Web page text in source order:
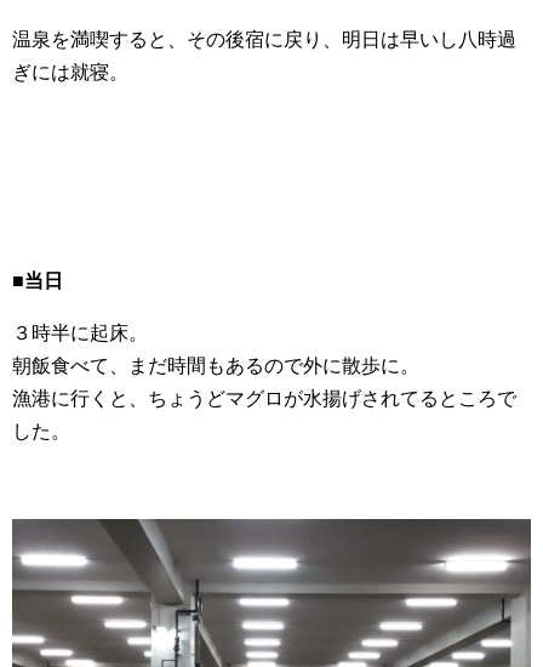
温泉を満喫すると、その後宿に戻り、明日は早いし八時過
ぎには就寝。
■当日
３時半に起床。
朝飯食べて、まだ時間もあるので外に散歩に。
漁港に行くと、ちょうどマグロが水揚げされてるところで
した。